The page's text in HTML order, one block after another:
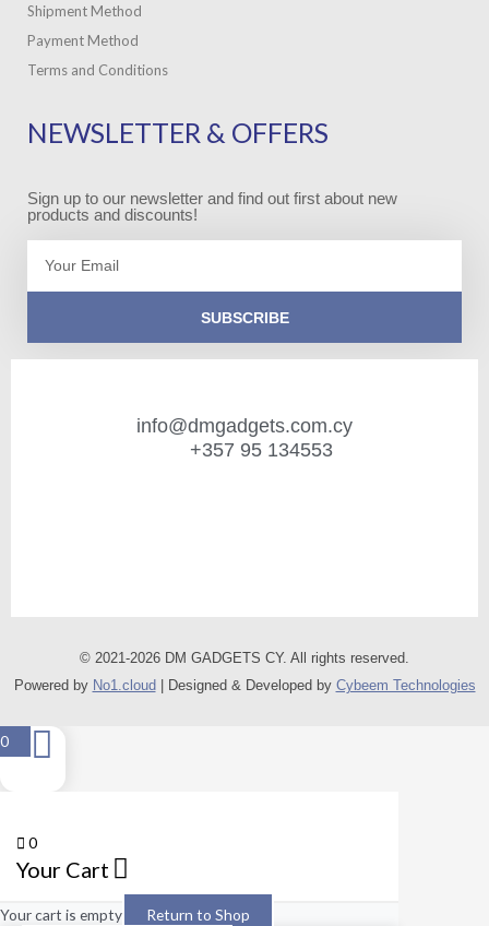
Shipment Method
Payment Method
Terms and Conditions
NEWSLETTER & OFFERS
Sign up to our newsletter and find out first about new
products and discounts!
SUBSCRIBE
info@dmgadgets.com.cy
+357 95 134553
© 2021-2026 DM GADGETS CY. All rights reserved.
Powered by No1.cloud | Designed & Developed by Cybeem Technologies
0
0
Your Cart
Your cart is empty Return to Shop